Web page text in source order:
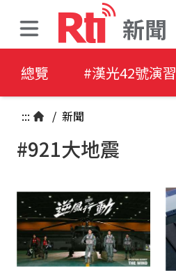
新聞
總覽 #漢光42號演習
::: / 新聞
#921大地震